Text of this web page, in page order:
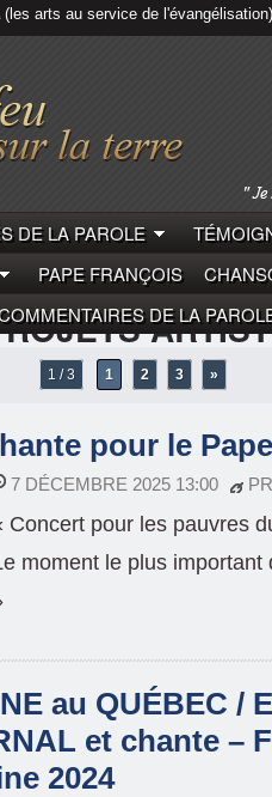
(les arts au service de l'évangélisation)
DE LA PAROLE
PAPE FRANÇOIS
DE LA
1 / 3 1 2 3 »
pour le
7 DÉCEMBRE 2025 13:00
Concert pour les pauvres
moment le plus
au QUÉBEC /
et chante –
2024